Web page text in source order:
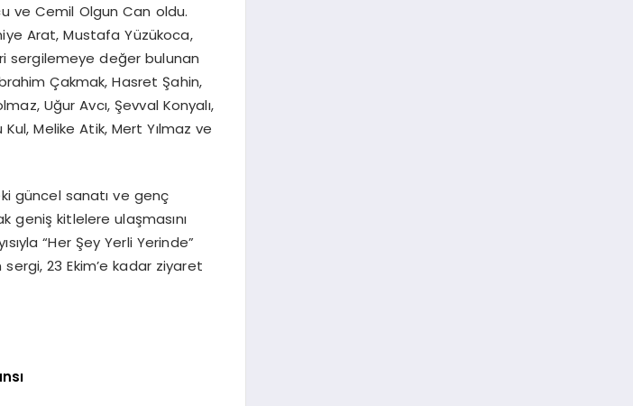
ve Cemil Olgun Can oldu.
Arat, Mustafa Yüzükoca,
sergilemeye değer bulunan
Çakmak, Hasret Şahin,
Uğur Avcı, Şevval Konyalı,
Melike Atik, Mert Yılmaz ve
güncel sanatı ve genç
geniş kitlelere ulaşmasını
“Her Şey Yerli Yerinde”
23 Ekim’e kadar ziyaret